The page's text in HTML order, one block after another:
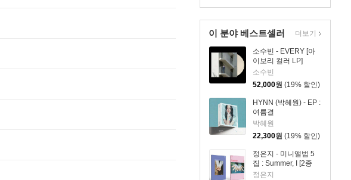
이 분야 베스트셀러
소수빈 - EVERY [아
이보리 컬러 LP]
소수빈
52,000원 (19% 할인)
HYNN (박혜원) - EP :
여름결
박혜원
22,300원 (19% 할인)
정은지 - 미니앨범 5
집 : Summer, I [2종
SET]
정은지
더보기